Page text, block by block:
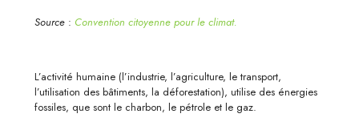
Source : Convention citoyenne pour le climat.
L’activité humaine (l’industrie, l’agriculture, le transport,
l’utilisation des bâtiments, la déforestation), utilise des énergies
fossiles, que sont le charbon, le pétrole et le gaz.